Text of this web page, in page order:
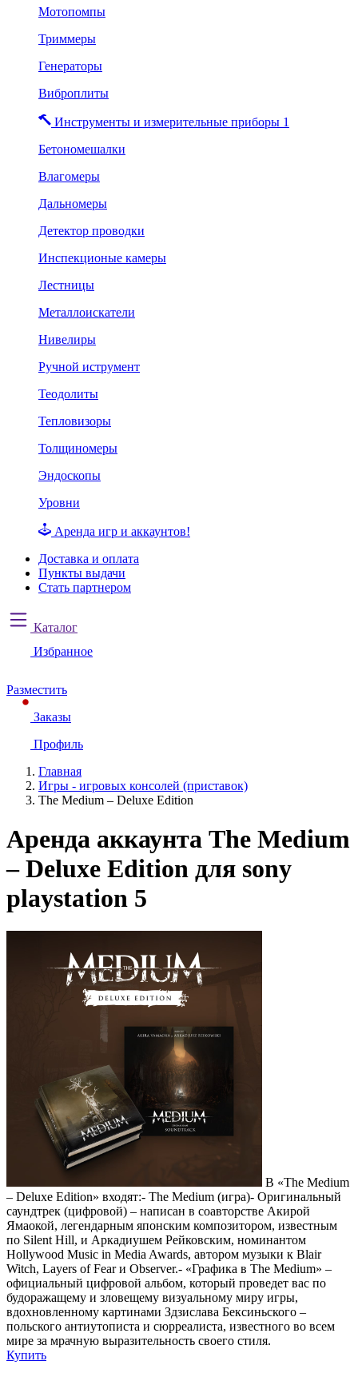
Мотопомпы
Триммеры
Генераторы
Виброплиты
Инструменты и измерительные приборы 1
Бетономешалки
Влагомеры
Дальномеры
Детектор проводки
Инспекционые камеры
Лестницы
Металлоискатели
Нивелиры
Ручной иструмент
Теодолиты
Тепловизоры
Толщиномеры
Эндоскопы
Уровни
Аренда игр и аккаунтов!
Доставка и оплата
Пункты выдачи
Стать партнером
Каталог
Избранное
Разместить
Заказы
Профиль
Главная
Игры - игровых консолей (приставок)
The Medium – Deluxe Edition
Аренда аккаунта The Medium
– Deluxe Edition для sony
playstation 5
В «The Medium
– Deluxe Edition» входят:- The Medium (игра)- Оригинальный
саундтрек (цифровой) – написан в соавторстве Акирой
Ямаокой, легендарным японским композитором, известным
по Silent Hill, и Аркадиушем Рейковским, номинантом
Hollywood Music in Media Awards, автором музыки к Blair
Witch, Layers of Fear и Observer.- «Графика в The Medium» –
официальный цифровой альбом, который проведет вас по
будоражащему и зловещему визуальному миру игры,
вдохновленному картинами Здзислава Бексиньского –
польского антиутописта и сюрреалиста, известного во всем
мире за мрачную выразительность своего стиля.
Купить